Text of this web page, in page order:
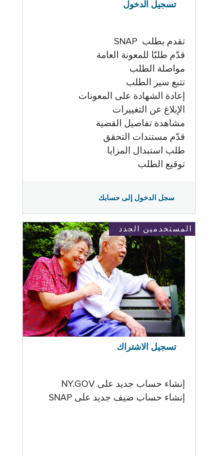
تسجيل الدخول
تقدم بطلب SNAP
قدّم طلبّا للمعونة العامة
مواصلة الطلب
تتبع سير الطلب
إعادة الشهادة على المعونات
الإبلاغ عن التغييرات
مشاهدة تفاصيل القضية
قدّم مستندات التحقق
طلب استبدال المزايا
توقيع الطلب
سجل الدخول إلى حسابك
المستخدمين الجدد
تسجيل الاشتراك
إنشاء حساب جديد على NY.GOV
إنشاء حساب ضيف جديد على SNAP